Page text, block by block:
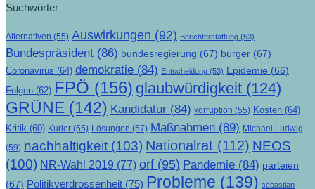
Suchwörter
Alternativen (55) Auswirkungen (92) Berichterstattung (53)
Bundespräsident (86) bundesregierung (67) bürger (67)
Coronavirus (64) demokratie (84) Entscheidung (53) Epidemie (66)
Folgen (62) FPÖ (156) glaubwürdigkeit (124)
GRÜNE (142) Kandidatur (84) korruption (55) Kosten (64)
Kritik (60) Kurier (55) Lösungen (57) Maßnahmen (89) Michael Ludwig
(59) nachhaltigkeit (103) Nationalrat (112) NEOS
(100) NR-Wahl 2019 (77) orf (95) Pandemie (84) parteien
(67) Politikverdrossenheit (75) Probleme (139) sebastian